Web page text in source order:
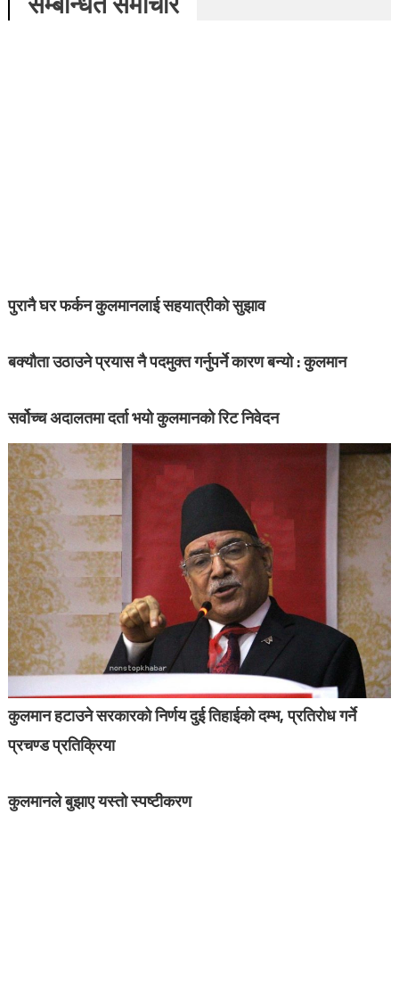
पुरानै घर फर्कन कुलमानलाई सहयात्रीको सुझाव
बक्यौता उठाउने प्रयास नै पदमुक्त गर्नुपर्ने कारण बन्यो : कुलमान
सर्वोच्च अदालतमा दर्ता भयो कुलमानको रिट निवेदन
कुलमान हटाउने सरकारको निर्णय दुई तिहाईको दम्भ, प्रतिरोध गर्ने
प्रचण्ड प्रतिक्रिया
कुलमानले बुझाए यस्तो स्पष्टीकरण